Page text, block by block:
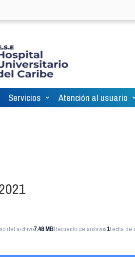
Servicios Atención al usuario
del archivo7.48 MBRecuento de archivos1Fecha de